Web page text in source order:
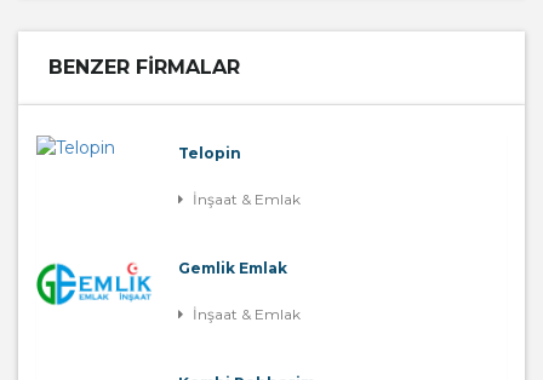
BENZER FIRMALAR
Telopin
İnşaat & Emlak
Gemlik Emlak
İnşaat & Emlak